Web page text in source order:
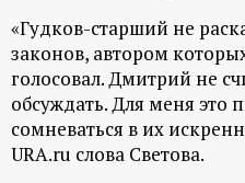
«Гудков-старший не
законов, автором
голосовал. Дмитрий не
обсуждать. Для меня это
сомневаться в их
URA.ru слова Светова.